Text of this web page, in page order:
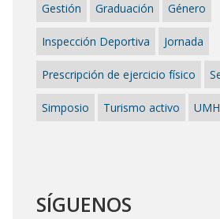
Gestión Graduación Género
Inspección Deportiva Jornada
Prescripción de ejercicio físico
Simposio Turismo activo UMH
SÍGUENOS